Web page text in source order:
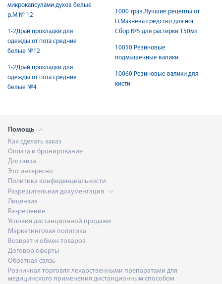
микрокапсулами духов белые
р.М № 12
1-2Драй прокладки для
одежды от пота средние
белые №12
1-2Драй прокладки для
одежды от пота средние
белые №4
1000 трав.Лучшие рецепты от
Н.Мазнева средство для ног
Сбор №5 для растирки 150мл
10050 Резиновые
подмышечные валики
10060 Резиновые валики для
кисти
Помощь
Как сделать заказ
Оплата и бронирование
Доставка
Это интересно
Политика конфиденциальности
Разрешительная документация
Лицензия
Разрешение
Условия дистанционной продажи
Маркетинговая политика
Возврат и обмен товаров
Договор оферты
Обратная связь
Розничная торговля лекарственными препаратами для
медицинского применения дистанционным способом